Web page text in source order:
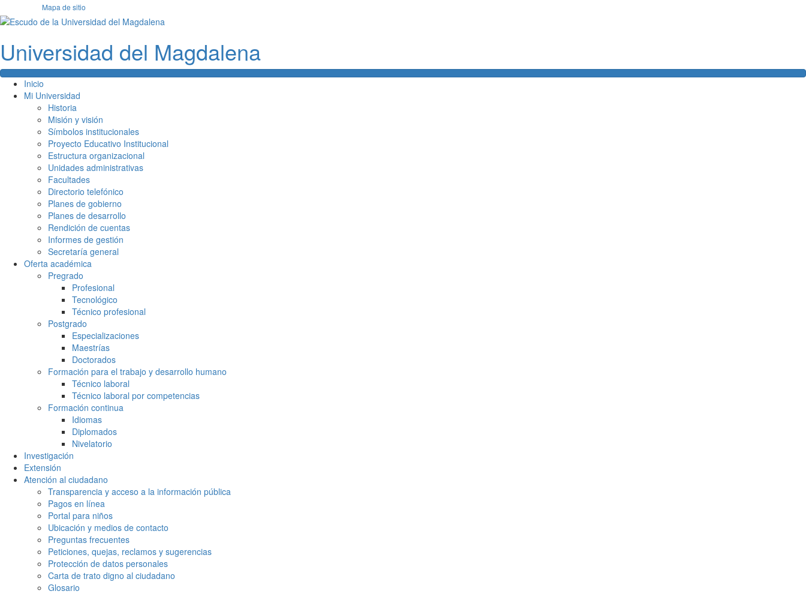
al
Instagram
Youtube
Mapa de sitio
Universidad del Magdalena
Menú de navegación
Inicio
Mi Universidad
Historia
Misión y visión
Símbolos institucionales
Proyecto Educativo Institucional
Estructura organizacional
Unidades administrativas
Facultades
Directorio telefónico
Planes de gobierno
Planes de desarrollo
Rendición de cuentas
Informes de gestión
Secretaría general
Oferta académica
Pregrado
Profesional
Tecnológico
Técnico profesional
Postgrado
Especializaciones
Maestrías
Doctorados
Formación para el trabajo y desarrollo humano
Técnico laboral
Técnico laboral por competencias
Formación continua
Idiomas
Diplomados
Nivelatorio
Investigación
Extensión
Atención al ciudadano
Transparencia y acceso a la información pública
Pagos en línea
Portal para niños
Ubicación y medios de contacto
Preguntas frecuentes
Peticiones, quejas, reclamos y sugerencias
Protección de datos personales
Carta de trato digno al ciudadano
Glosario